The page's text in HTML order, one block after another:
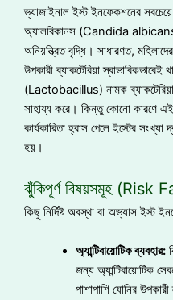
ভ্যাজাইনাল ইস্ট ইনফেকশনের
অ্যালবিকানস (Candida
অনিয়ন্ত্রিত বৃদ্ধি। সাধারণত,
উপকারী ব্যাকটেরিয়া স্বাভাবিকভাবেই
(Lactobacillus) নামক ব্যাকটেরিয়া
সাহায্য করে। কিন্তু কোনো কারণে এই
কার্যকারিতা হ্রাস পেলে ইস্টের
হয়।
ঝুঁকিপূর্ণ বিষয়সমূহ (Risk
কিছু নির্দিষ্ট অবস্থা বা অভ্যাস ইস্ট
অ্যান্টিবায়োটিক ব্যবহার:
জন্য অ্যান্টিবায়োটিক
পাশাপাশি যোনির